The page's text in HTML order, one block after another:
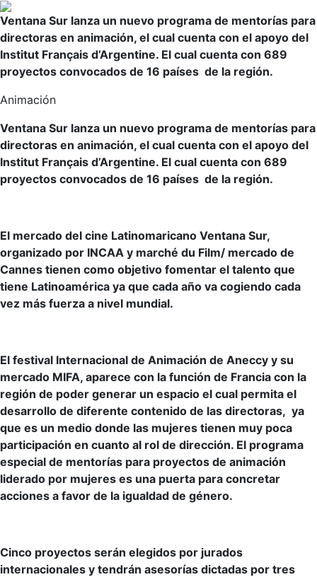
Ventana Sur lanza un nuevo programa de mentorías para
directoras en animación, el cual cuenta con el apoyo del
Institut Français d’Argentine. El cual cuenta con 689
proyectos convocados de 16 países de la región.
Animación
Ventana Sur lanza un nuevo programa de mentorías para
directoras en animación, el cual cuenta con el apoyo del
Institut Français d’Argentine. El cual cuenta con 689
proyectos convocados de 16 países de la región.
El mercado del cine Latinomaricano Ventana Sur,
organizado por INCAA y marché du Film/ mercado de
Cannes tienen como objetivo fomentar el talento que
tiene Latinoamérica ya que cada año va cogiendo cada
vez más fuerza a nivel mundial.
El festival Internacional de Animación de Aneccy y su
mercado MIFA, aparece con la función de Francia con la
región de poder generar un espacio el cual permita el
desarrollo de diferente contenido de las directoras, ya
que es un medio donde las mujeres tienen muy poca
participación en cuanto al rol de dirección. El programa
especial de mentorías para proyectos de animación
liderado por mujeres es una puerta para concretar
acciones a favor de la igualdad de género.
Cinco proyectos serán elegidos por jurados
internacionales y tendrán asesorías dictadas por tres